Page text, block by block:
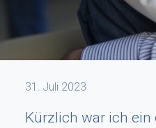
31. Juli 2023
Kürzlich war ich ein